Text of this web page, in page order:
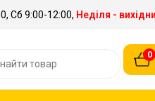
Сб 9:00-12:00, Неділя -
0